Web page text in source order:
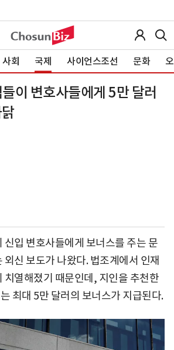
사회 국제 사이언스조선 문화
이 변호사들에게 5만 달러
신입 변호사들에게 보너스를 주는 문
신 보도가 나왔다. 법조계에서 인재
치열해졌기 때문인데, 지인을 추천한
최대 5만 달러의 보너스가 지급된다.